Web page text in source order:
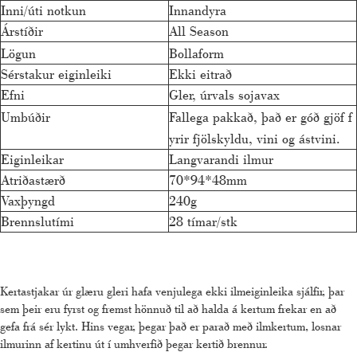
Inni/úti notkun
Innandyra
Árstíðir
All Season
Lögun
Bollaform
Sérstakur eiginleiki
Ekki eitrað
Efni
Gler, úrvals sojavax
Umbúðir
Fallega pakkað, það er góð gjöf f
yrir fjölskyldu, vini og ástvini.
Eiginleikar
Langvarandi ilmur
Atriðastærð
70*94*48mm
Vaxþyngd
240g
Brennslutími
28 tímar/stk
Kertastjakar úr glæru gleri hafa venjulega ekki ilmeiginleika sjálfir, þar
sem þeir eru fyrst og fremst hönnuð til að halda á kertum frekar en að
gefa frá sér lykt. Hins vegar, þegar það er parað með ilmkertum, losnar
ilmurinn af kertinu út í umhverfið þegar kertið brennur.